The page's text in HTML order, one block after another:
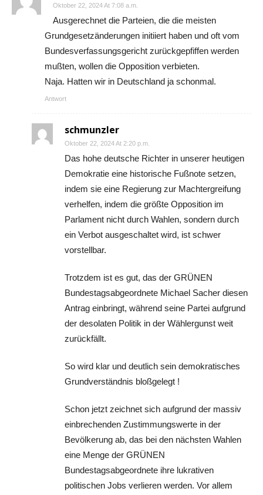
Oktober 22, 2024 At 7:08 a.m.
Ausgerechnet die Parteien, die die meisten
Grundgesetzänderungen initiiert haben und oft vom
Bundesverfassungsgericht zurückgepfiffen werden
mußten, wollen die Opposition verbieten.
Naja. Hatten wir in Deutschland ja schonmal.
Antwort
schmunzler
Oktober 22, 2024 At 2:20 p.m.
Das hohe deutsche Richter in unserer heutigen
Demokratie eine historische Fußnote setzen,
indem sie eine Regierung zur Machtergreifung
verhelfen, indem die größte Opposition im
Parlament nicht durch Wahlen, sondern durch
ein Verbot ausgeschaltet wird, ist schwer
vorstellbar.
Trotzdem ist es gut, das der GRÜNEN
Bundestagsabgeordnete Michael Sacher diesen
Antrag einbringt, während seine Partei aufgrund
der desolaten Politik in der Wählergunst weit
zurückfällt.
So wird klar und deutlich sein demokratisches
Grundverständnis bloßgelegt !
Schon jetzt zeichnet sich aufgrund der massiv
einbrechenden Zustimmungswerte in der
Bevölkerung ab, das bei den nächsten Wahlen
eine Menge der GRÜNEN
Bundestagsabgeordnete ihre lukrativen
politischen Jobs verlieren werden. Vor allem